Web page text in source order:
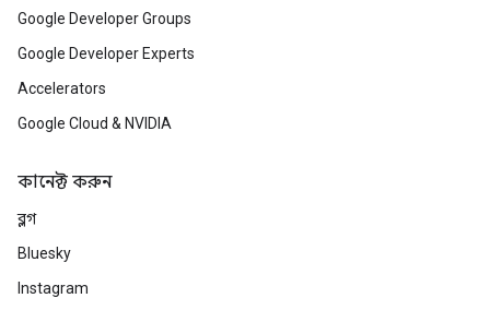
Google Developer Groups
Google Developer Experts
Accelerators
Google Cloud & NVIDIA
কানেক্ট করুন
ব্লগ
Bluesky
Instagram